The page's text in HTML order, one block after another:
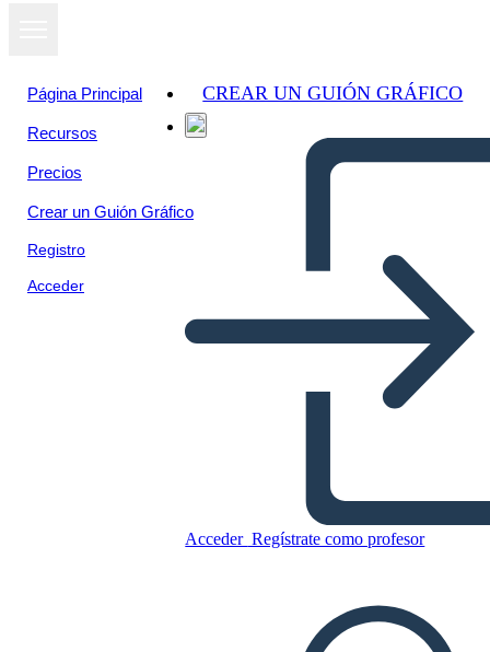
Página Principal
Recursos
Precios
Crear un Guión Gráfico
Registro
Acceder
CREAR UN GUIÓN GRÁFICO
Acceder Regístrate como profesor
JUEGO DE DIAPOSITIVAS
Ver como
presentación